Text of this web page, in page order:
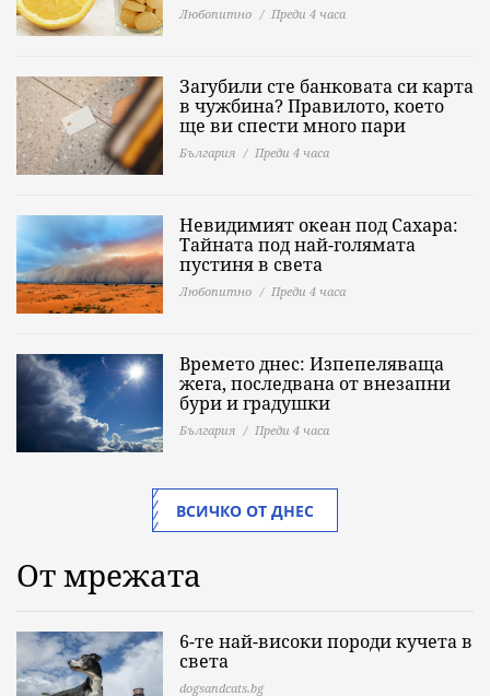
Любопитно Преди 4 часа
Загубили сте банковата си карта
в чужбина? Правилото, което
ще ви спести много пари
България Преди 4 часа
Невидимият океан под Сахара:
Тайната под най-голямата
пустиня в света
Любопитно Преди 4 часа
Времето днес: Изпепеляваща
жега, последвана от внезапни
бури и градушки
България Преди 4 часа
ВСИЧКО ОТ ДНЕС
От мрежата
6-те най-високи породи кучета в
света
dogsandcats.bg